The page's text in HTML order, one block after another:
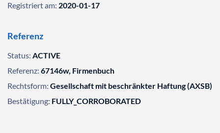
Registriert am: 2020-01-17
Referenz
Status: ACTIVE
Referenz: 67146w, Firmenbuch
Rechtsform: Gesellschaft mit beschränkter Haftung (AXSB)
Bestätigung: FULLY_CORROBORATED